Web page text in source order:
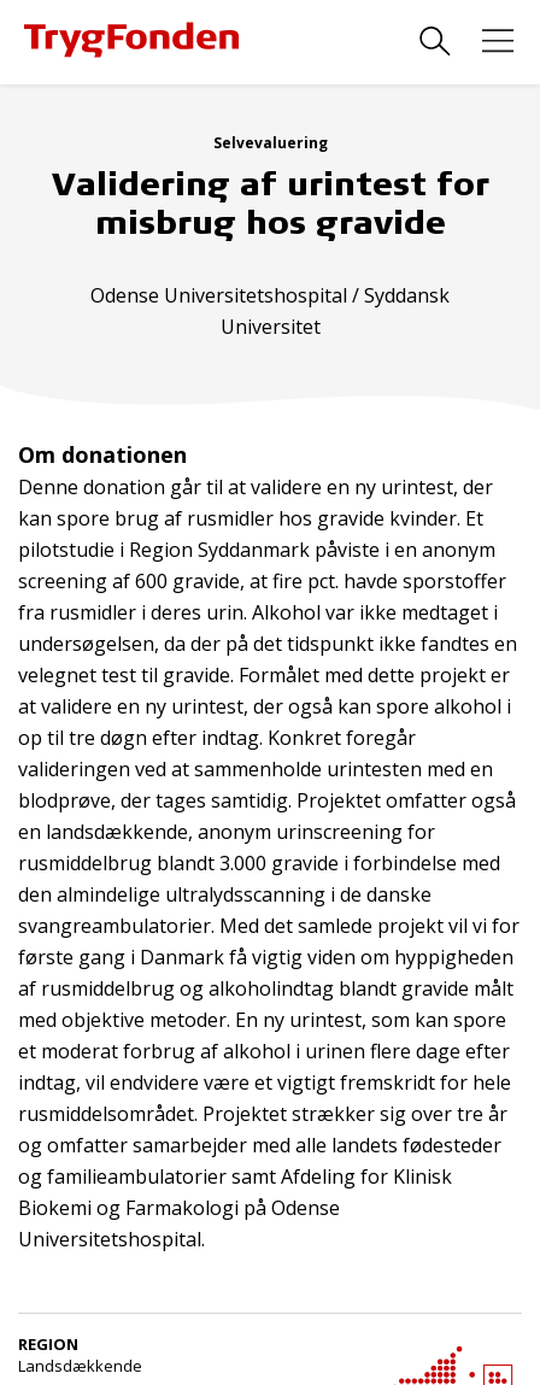
Selvevaluering
Validering af urintest for
misbrug hos gravide
Odense Universitetshospital / Syddansk
Universitet
Om donationen
Denne donation går til at validere en ny urintest, der
kan spore brug af rusmidler hos gravide kvinder. Et
pilotstudie i Region Syddanmark påviste i en anonym
screening af 600 gravide, at fire pct. havde sporstoffer
fra rusmidler i deres urin. Alkohol var ikke medtaget i
undersøgelsen, da der på det tidspunkt ikke fandtes en
velegnet test til gravide. Formålet med dette projekt er
at validere en ny urintest, der også kan spore alkohol i
op til tre døgn efter indtag. Konkret foregår
valideringen ved at sammenholde urintesten med en
blodprøve, der tages samtidig. Projektet omfatter også
en landsdækkende, anonym urinscreening for
rusmiddelbrug blandt 3.000 gravide i forbindelse med
den almindelige ultralydsscanning i de danske
svangreambulatorier. Med det samlede projekt vil vi for
første gang i Danmark få vigtig viden om hyppigheden
af rusmiddelbrug og alkoholindtag blandt gravide målt
med objektive metoder. En ny urintest, som kan spore
et moderat forbrug af alkohol i urinen flere dage efter
indtag, vil endvidere være et vigtigt fremskridt for hele
rusmiddelsområdet. Projektet strækker sig over tre år
og omfatter samarbejder med alle landets fødesteder
og familieambulatorier samt Afdeling for Klinisk
Biokemi og Farmakologi på Odense
Universitetshospital.
REGION
Landsdækkende